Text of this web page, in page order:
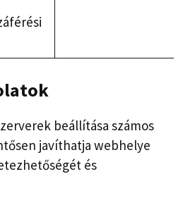
beállítása számos
javíthatja webhelye
és